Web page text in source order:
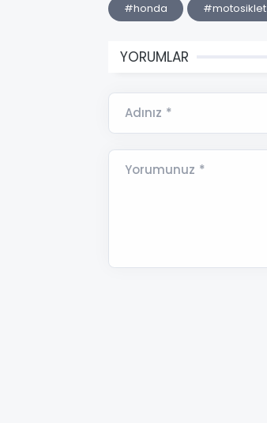
#honda #motosiklet
YORUMLAR
Adınız *
Yorumunuz *